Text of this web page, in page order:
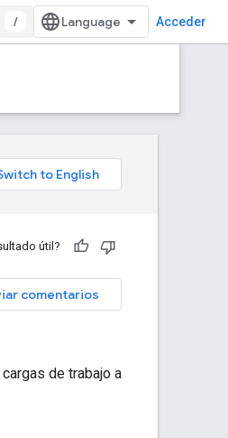
/ Acceder
útil?
comentarios
de trabajo a